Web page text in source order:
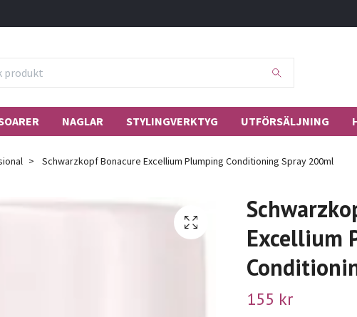
NAGLAR STYLINGVERKTYG UTFÖRSÄLJNING
Schwarzkopf Bonacure Excellium Plumping Conditioning Spray 200ml
Excellium
155 kr